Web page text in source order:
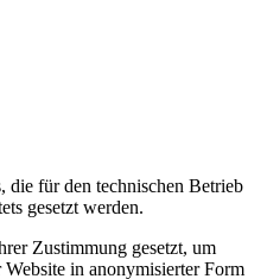
die für den technischen Betrieb
gesetzt werden.
Zustimmung gesetzt, um
in anonymisierter Form